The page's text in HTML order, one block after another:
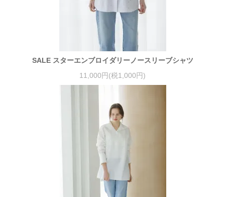
SALE スターエンブロイダリーノースリーブシャツ
11,000円(税1,000円)